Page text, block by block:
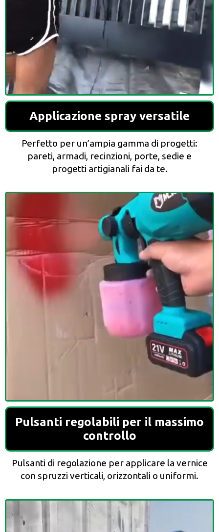
Applicazione spray versatile
Perfetto per un’ampia gamma di progetti:
pareti, armadi, recinzioni, porte, sedie e
progetti artigianali fai da te.
Pulsanti regolabili per il massimo
controllo
Pulsanti di regolazione per applicare la vernice
con spruzzi verticali, orizzontali o uniformi.